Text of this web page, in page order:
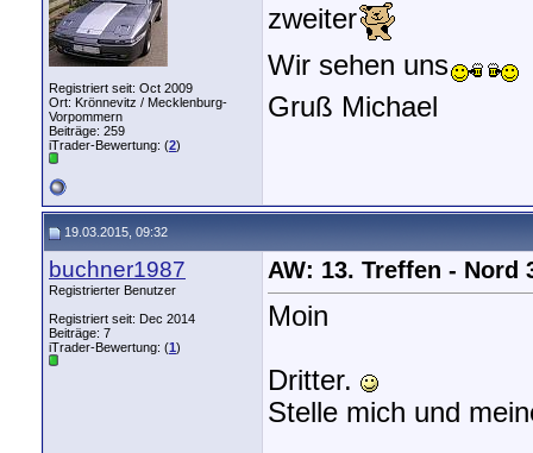
Registriert seit: Oct 2009
Ort: Krönnevitz / Mecklenburg-
Vorpommern
Beiträge: 259
iTrader-Bewertung: (2)
zweiter
Wir sehen uns
Gruß Michael
19.03.2015, 09:32
buchner1987
Registrierter Benutzer
Registriert seit: Dec 2014
Beiträge: 7
iTrader-Bewertung: (1)
AW: 13. Treffen - Nord
Moin
Dritter.
Stelle mich und